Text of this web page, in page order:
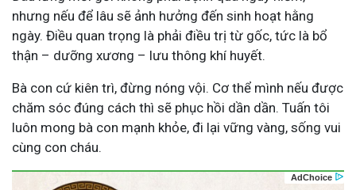
nhưng nếu để lâu sẽ ảnh hưởng đến sinh hoạt hằng
ngày. Điều quan trọng là phải điều trị từ gốc, tức là bổ
thận – dưỡng xương – lưu thông khí huyết.
Bà con cứ kiên trì, đừng nóng vội. Cơ thể mình nếu được
chăm sóc đúng cách thì sẽ phục hồi dần dần. Tuấn tôi
luôn mong bà con mạnh khỏe, đi lại vững vàng, sống vui
cùng con cháu.